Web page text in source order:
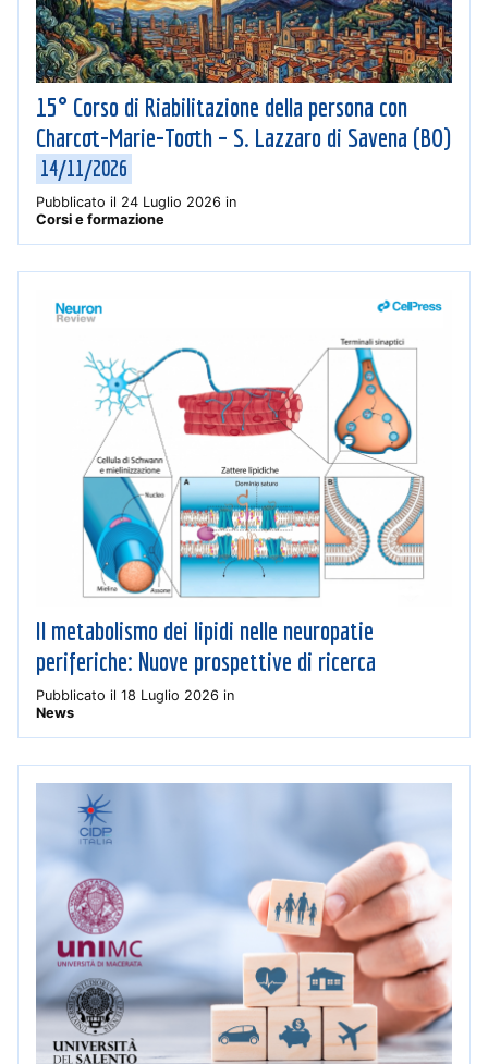
15° Corso di Riabilitazione della persona con
Charcot-Marie-Tooth – S. Lazzaro di Savena (BO)
14/11/2026
Pubblicato il 24 Luglio 2026 in
Corsi e formazione
Il metabolismo dei lipidi nelle neuropatie
periferiche: Nuove prospettive di ricerca
Pubblicato il 18 Luglio 2026 in
News